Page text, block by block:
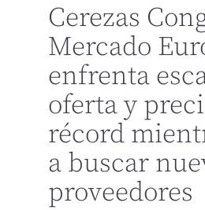
Cerezas
Mercado
enfrenta
oferta y
récord
a buscar
proveedores